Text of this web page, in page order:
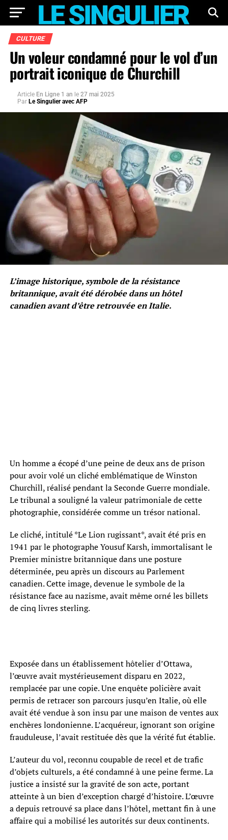
CULTURE
Un voleur condamné pour le vol d’un
portrait iconique de Churchill
Article En Ligne 1 an le 27 mai 2025
Par Le Singulier avec AFP
L’image historique, symbole de la résistance
britannique, avait été dérobée dans un hôtel
canadien avant d’être retrouvée en Italie.
Un homme a écopé d’une peine de deux ans de prison
pour avoir volé un cliché emblématique de Winston
Churchill, réalisé pendant la Seconde Guerre mondiale.
Le tribunal a souligné la valeur patrimoniale de cette
photographie, considérée comme un trésor national.
Le cliché, intitulé *Le Lion rugissant*, avait été pris en
1941 par le photographe Yousuf Karsh, immortalisant le
Premier ministre britannique dans une posture
déterminée, peu après un discours au Parlement
canadien. Cette image, devenue le symbole de la
résistance face au nazisme, avait même orné les billets
de cinq livres sterling.
Exposée dans un établissement hôtelier d’Ottawa,
l’œuvre avait mystérieusement disparu en 2022,
remplacée par une copie. Une enquête policière avait
permis de retracer son parcours jusqu’en Italie, où elle
avait été vendue à son insu par une maison de ventes aux
enchères londonienne. L’acquéreur, ignorant son origine
frauduleuse, l’avait restituée dès que la vérité fut établie.
L’auteur du vol, reconnu coupable de recel et de trafic
d’objets culturels, a été condamné à une peine ferme. La
justice a insisté sur la gravité de son acte, portant
atteinte à un bien d’exception chargé d’histoire. L’œuvre
a depuis retrouvé sa place dans l’hôtel, mettant fin à une
affaire qui a mobilisé les autorités sur deux continents.